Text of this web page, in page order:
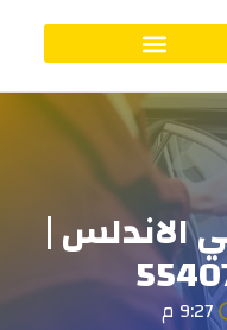
الاندلس |
9:27 م